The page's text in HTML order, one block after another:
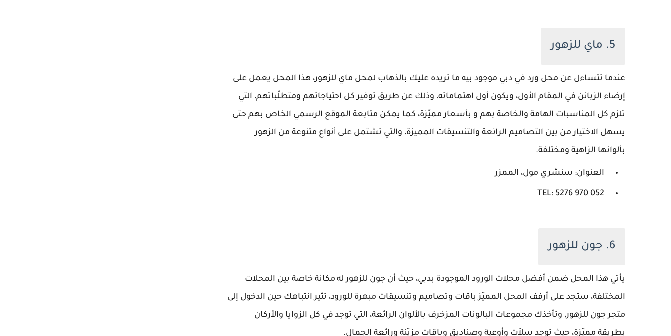
5. ماي للزهور
عندما تتساءل عن محل ورد في دبي موجود بيه ما تريده عليك بالذهاب لمحل ماي للزهور، هذا المحل يعمل على
إرضاء الزبائن في المقام الأول، ويكون أول اهتماماته، وذلك عن طريق توفير كل احتياجاتهم ومتطلّباتهم، التي
تلزم كل المناسبات الهامة والخاصة بهم و بأسعار مميّزة، كما يمكن متابعة الموقع الرسمي الخاص بهم حتى
يسهل الاختيار من بين التصاميم الرائعة والتنسيقات المميزة، والتي تشتمل على أنواع متنوعة من الزهور
بألوانها الزاهية ومختلفة.
العنوان: سنشري مول، الممزر
6. جون للزهور
يأتي هذا المحل ضمن أفضل محلات الورود الموجودة بدبي، حيث أن جون للزهور له مكانة خاصة بين المحلات
المختلفة، ستجد على أرفف المحل المميّز باقات وتصاميم وتنسيقات مبهرة للورود، تثير انتباهك حين الدخول إلى
متجر جون للزهور، وتأخذك مجموعات البالونات المزخرف بالألوان الرائعة، التي توجد في كل الزوايا والأركان
بطريقة مميّزة، حيث توجد سلاّت وأوعية وصناديق وباقات مزيّنة ورائعة الجمال.